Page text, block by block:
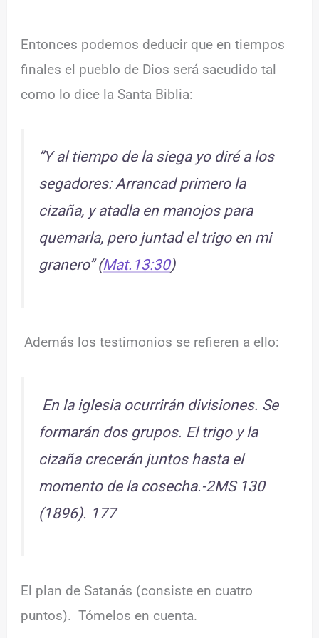
Entonces podemos deducir que en tiempos
finales el pueblo de Dios será sacudido tal
como lo dice la Santa Biblia:
”Y al tiempo de la siega yo diré a los
segadores: Arrancad primero la
cizaña, y atadla en manojos para
quemarla, pero juntad el trigo en mi
granero” (Mat.13:30)
Además los testimonios se refieren a ello:
En la iglesia ocurrirán divisiones. Se
formarán dos grupos. El trigo y la
cizaña crecerán juntos hasta el
momento de la cosecha.-2MS 130
(1896). 177
El plan de Satanás (consiste en cuatro
puntos). Tómelos en cuenta.